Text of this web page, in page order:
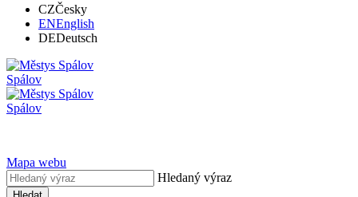
CZČesky
ENEnglish
DEDeutsch
Spálov
Spálov
Mapa webu
Hledaný výraz